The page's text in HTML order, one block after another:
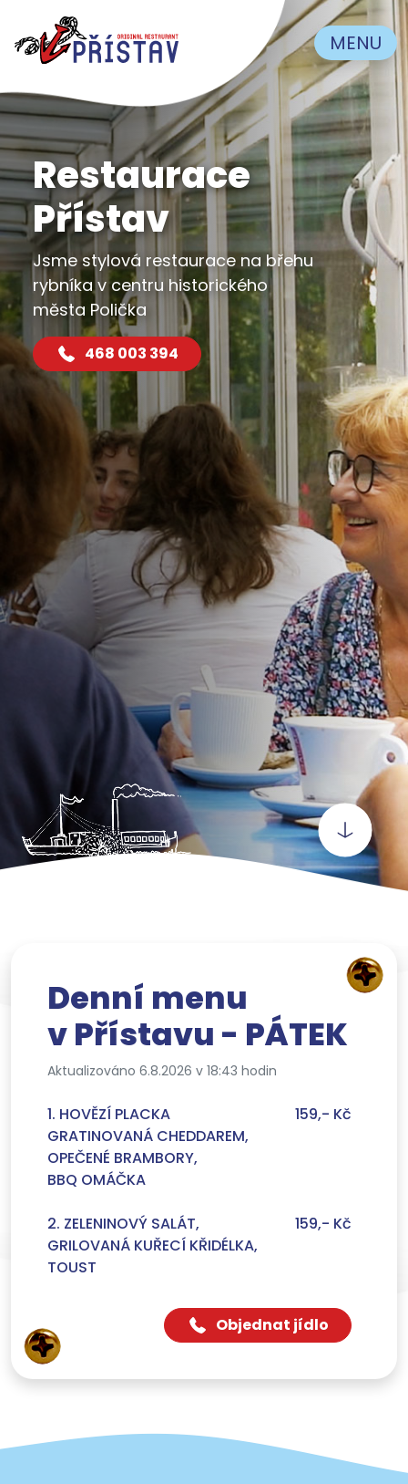
MENU
Restaurace
Přístav
Jsme stylová restaurace na břehu
rybníka v centru historického
města Polička
468 003 394
Denní menu
v Přístavu - PÁTEK
Aktualizováno 6.8.2026 v 18:43 hodin
1. HOVĚZÍ PLACKA
GRATINOVANÁ CHEDDAREM,
OPEČENÉ BRAMBORY,
BBQ OMÁČKA
159,- Kč
2. ZELENINOVÝ SALÁT,
GRILOVANÁ KUŘECÍ KŘIDÉLKA,
TOUST
159,- Kč
Objednat jídlo